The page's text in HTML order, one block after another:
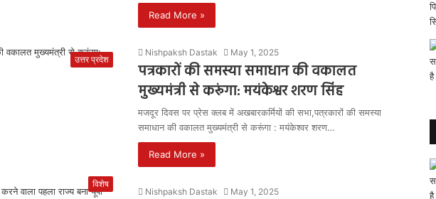
Read More »
उत्तर प्रदेश
Nishpaksh Dastak May 1, 2025
पत्रकारों की समस्या समाधान की वकालत
मुख्यमंत्री से करूंगा: मयंकेश्वर शरण सिंह
मजदूर दिवस पर प्रेस क्लब में अखबारकर्मियों की सभा,पत्रकारों की समस्या
समाधान की वकालत मुख्यमंत्री से करूंगा : मयंकेश्वर शरण…
Read More »
विशेष
Nishpaksh Dastak May 1, 2025